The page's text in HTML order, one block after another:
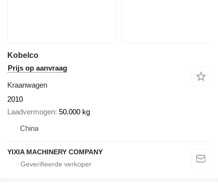
Kobelco
Prijs op aanvraag
Kraanwagen
2010
Laadvermogen 50.000 kg
China
YIXIA MACHINERY COMPANY